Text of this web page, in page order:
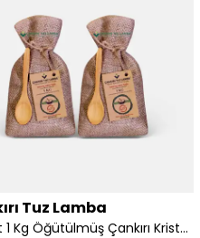
Tuz Lamba
2 Adet 1 Kg Öğütülmüş Çankırı Kristal Kaya Tuzu